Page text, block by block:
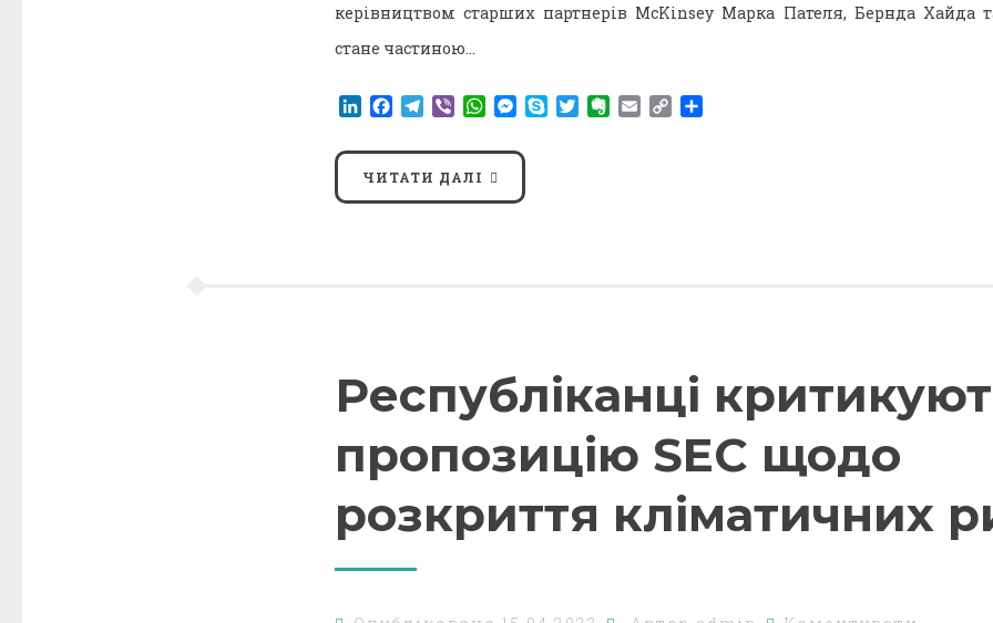
керівництвом старших партнерів McKinsey Марка Пателя, Бернда Хайда
стане частиною…
LinkedIn
Facebook
Telegram
ViberWhatsApp
Messenger
SkypeTwitterEvernote
EmailCopy
ЧИТАТИ ДАЛІ
Республіканці
пропозицію SEC щодо
розкриття кліматичних